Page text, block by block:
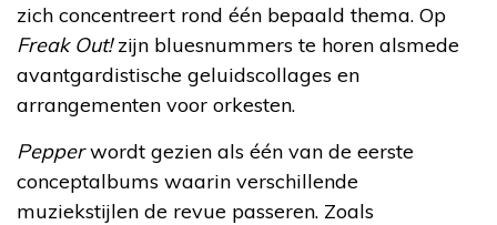
zich concentreert rond één bepaald thema. Op
Freak Out!zijn bluesnummers te horen alsmede
avantgardistische geluidscollages en
arrangementen voor orkesten.
Pepperwordt gezien als één van de eerste
conceptalbums waarin verschillende
muziekstijlen de revue passeren. Zoals